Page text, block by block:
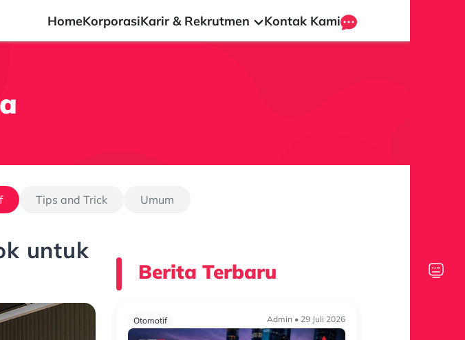
HomeKorporasiKarir & Rekrutmen Kontak Kami
Tips and Trick Umum
untuk
Berita Terbaru
Otomotif Admin • 29 Juli 2026